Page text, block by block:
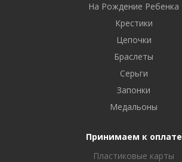
На Рождение Ребенка
Крестики
Цепочки
Браслеты
Серьги
Запонки
Медальоны
Принимаем к оплате
Пластиковые карты